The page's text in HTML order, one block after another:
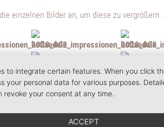
einzelnen Bilder an, um diese zu vergrößern
to integrate certain features. When you click
personal data for various purposes.
your consent at any time.
ACCEPT